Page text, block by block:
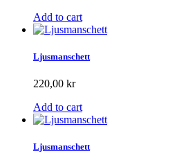
Add to cart
Ljusmanschett
220,00 kr
Add to cart
Ljusmanschett